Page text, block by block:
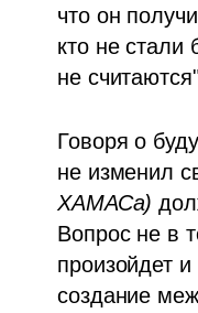
что он
кто не стали
не
Говоря о
не изменил
ХАМАСа)
Вопрос не в
произойдет
создание